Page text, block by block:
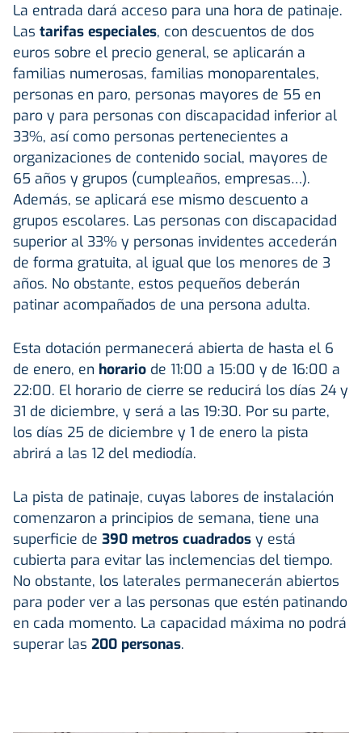
La entrada dará acceso para una hora de patinaje.
Las tarifas especiales, con descuentos de dos
euros sobre el precio general, se aplicarán a
familias numerosas, familias monoparentales,
personas en paro, personas mayores de 55 en
paro y para personas con discapacidad inferior al
33%, así como personas pertenecientes a
organizaciones de contenido social, mayores de
65 años y grupos (cumpleaños, empresas…).
Además, se aplicará ese mismo descuento a
grupos escolares. Las personas con discapacidad
superior al 33% y personas invidentes accederán
de forma gratuita, al igual que los menores de 3
años. No obstante, estos pequeños deberán
patinar acompañados de una persona adulta.
Esta dotación permanecerá abierta de hasta el 6
de enero, en horario de 11:00 a 15:00 y de 16:00 a
22:00. El horario de cierre se reducirá los días 24 y
31 de diciembre, y será a las 19:30. Por su parte,
los días 25 de diciembre y 1 de enero la pista
abrirá a las 12 del mediodía.
La pista de patinaje, cuyas labores de instalación
comenzaron a principios de semana, tiene una
superficie de 390 metros cuadrados y está
cubierta para evitar las inclemencias del tiempo.
No obstante, los laterales permanecerán abiertos
para poder ver a las personas que estén patinando
en cada momento. La capacidad máxima no podrá
superar las 200 personas.